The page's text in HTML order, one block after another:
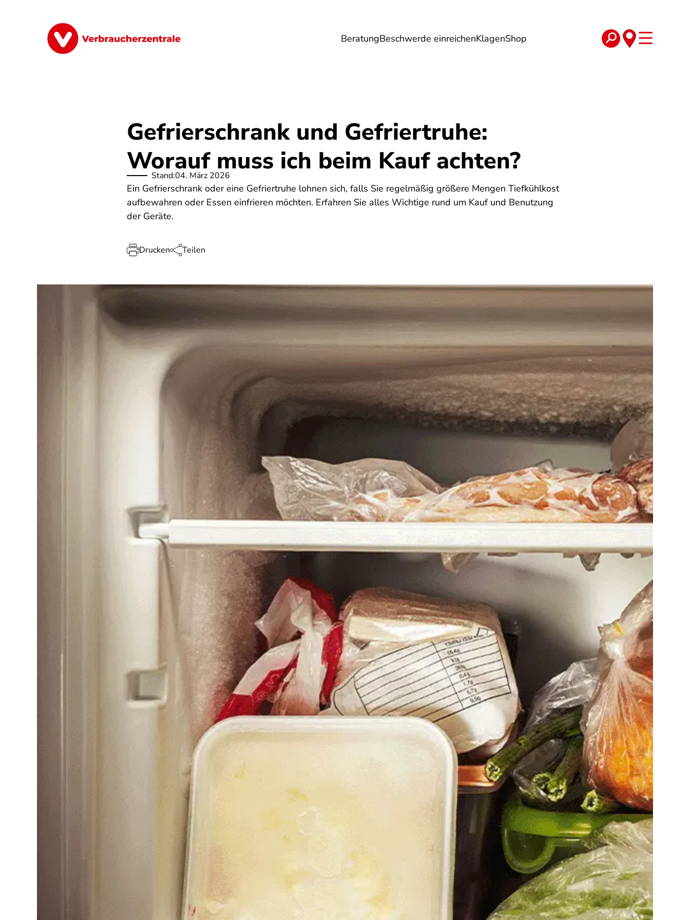
BeratungBeschwerde einreichenKlagenShop
Finanzen Digitales Lebensmittel Gesundheit Energie Reise Verträge
Gefrierschrank und Gefriertruhe:
Worauf muss ich beim Kauf achten?
Stand:04. März 2026
Ein Gefrierschrank oder eine Gefriertruhe lohnen sich, falls Sie regelmäßig größere Mengen Tiefkühlkost
aufbewahren oder Essen einfrieren möchten. Erfahren Sie alles Wichtige rund um Kauf und Benutzung
der Geräte.
Drucken Teilen